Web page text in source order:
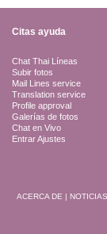
Citas ayuda
Chat Thai Líneas
Subir fotos
Mail Lines service
Translation service
Profile approval
Galerías de fotos
Chat en Vivo
Entrar Ajustes
ACERCA DE | NOTICIAS